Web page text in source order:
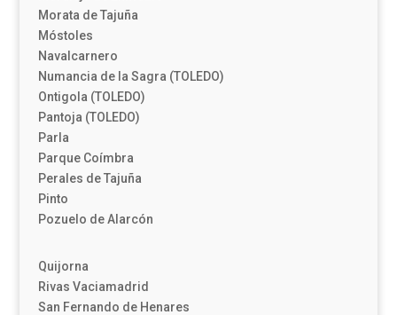
Morata de Tajuña
Móstoles
Navalcarnero
Numancia de la Sagra (TOLEDO)
Ontigola (TOLEDO)
Pantoja (TOLEDO)
Parla
Parque Coímbra
Perales de Tajuña
Pinto
Pozuelo de Alarcón
Quijorna
Rivas Vaciamadrid
San Fernando de Henares